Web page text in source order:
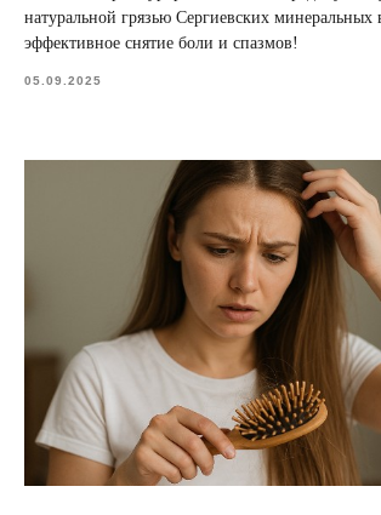
натуральной грязью Сергиевских
эффективное снятие боли и спазмов!
05.09.2025